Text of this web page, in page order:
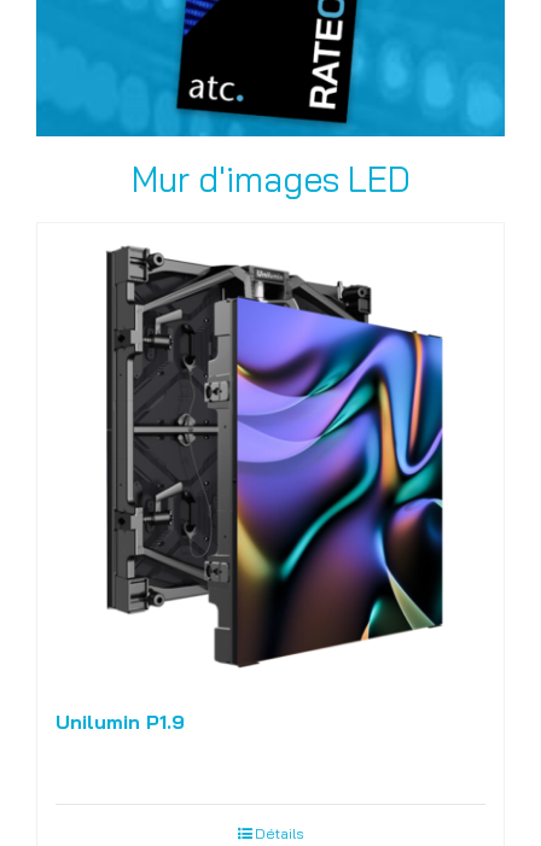
Mur d'images LED
Unilumin P1.9
Détails